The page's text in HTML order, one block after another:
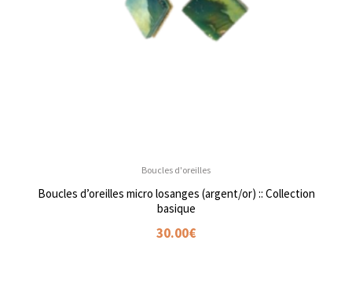
Boucles d'oreilles
Boucles d’oreilles micro losanges (argent/or) :: Collection
basique
30.00€